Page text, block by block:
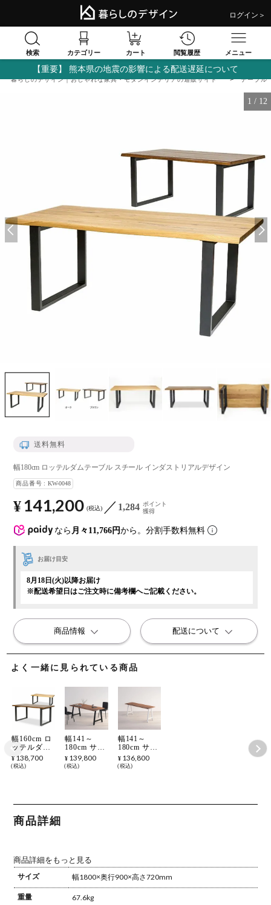
ログイン＞
検索 カテゴリー カート 閲覧履歴 メニュー
【重要】 熊本県の地震の影響による配送遅延について
暮らしのデザイン｜おしゃれな家具・モダンインテリアの通販サイト テーブル
1 / 12
よく一緒に見られている商品
幅160cm ロ
ッテルダム
テーブル ス
チール イン
¥ 138,700
税込
幅141～
180cm サイ
ズオーダー
テーブル
ナット 無垢
ーブル おし
ゃれ ウッデ
ィモダン ダ
イニング ダ
¥ 139,800
税込
幅141～
180cm サイ
ズオーダー
テーブル
ナット 無垢
ゃれ ウッデ
ィモダン ダ
イニング ダ
¥ 136,800
税込
商品詳細
商品詳細をもっと見る
サイズ
幅1800×奥行900×高さ720mm
重量 67.6kg
送料無料
幅180cm ロッテルダムテーブル スチール インダストリアルデザイン
商品番号 KW-0048
なら 月々11,766円から。分割手数料無料
¥ 141,200 税込 1,284 ポイント
獲得
お届け目安
8月18日(火)以降お届け
※配送希望日はご注文時に備考欄へご記載ください。
商品情報 配送について